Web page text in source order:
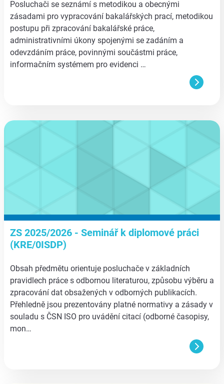
Posluchači se seznámí s metodikou a obecnými
zásadami pro vypracování bakalářských prací, metodikou
postupu při zpracování bakalářské práce,
administrativními úkony spojenými se zadáním a
odevzdáním práce, povinnými součástmi práce,
informačním systémem pro evidenci …
aa
ZS 2025/2026 - Seminář k diplomové práci
(KRE/0ISDP)
Obsah předmětu orientuje posluchače v základních
pravidlech práce s odbornou literaturou, způsobu výběru a
zpracování dat obsažených v odborných publikacích.
Přehledně jsou prezentovány platné normativy a zásady v
souladu s ČSN ISO pro uvádění citací (odborné časopisy,
mon…